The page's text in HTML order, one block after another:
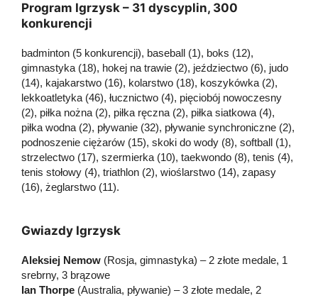
Program Igrzysk – 31 dyscyplin, 300
konkurencji
badminton (5 konkurencji), baseball (1), boks (12),
gimnastyka (18), hokej na trawie (2), jeździectwo (6), judo
(14), kajakarstwo (16), kolarstwo (18), koszykówka (2),
lekkoatletyka (46), łucznictwo (4), pięciobój nowoczesny
(2), piłka nożna (2), piłka ręczna (2), piłka siatkowa (4),
piłka wodna (2), pływanie (32), pływanie synchroniczne (2),
podnoszenie ciężarów (15), skoki do wody (8), softball (1),
strzelectwo (17), szermierka (10), taekwondo (8), tenis (4),
tenis stołowy (4), triathlon (2), wioślarstwo (14), zapasy
(16), żeglarstwo (11).
Gwiazdy Igrzysk
Aleksiej Nemow (Rosja, gimnastyka) – 2 złote medale, 1
srebrny, 3 brązowe
Ian Thorpe (Australia, pływanie) – 3 złote medale, 2